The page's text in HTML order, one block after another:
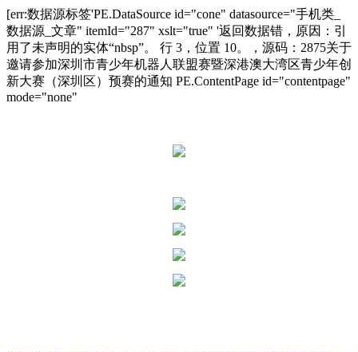
[err:数据源标签'PE.DataSource id="cone" datasource="手机类_
数据源_文章" itemId="287" xslt="true" '返回数据错，原因：引
用了未声明的实体“nbsp”。 行 3，位置 10。，源码： 2875关于
邀请参加深圳市青少年机器人联盟赛暨深港澳大湾区青少年创
新大赛（深圳区）预赛的通知 PE.ContentPage id="contentpage"
mode="none"